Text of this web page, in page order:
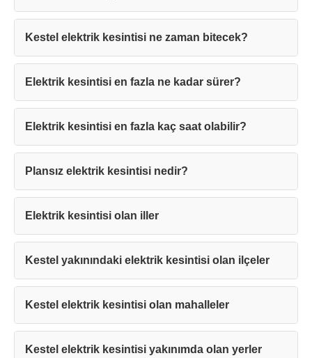
Kestel elektrik kesintisi ne zaman bitecek?
Elektrik kesintisi en fazla ne kadar sürer?
Elektrik kesintisi en fazla kaç saat olabilir?
Plansız elektrik kesintisi nedir?
Elektrik kesintisi olan iller
Kestel yakınındaki elektrik kesintisi olan ilçeler
Kestel elektrik kesintisi olan mahalleler
Kestel elektrik kesintisi yakınımda olan yerler
Teşekkürler!
Mesajınız başarıyla ulaştırıldı. En kısa
sürede sizinle iletişime geçilecektir.
Kapat